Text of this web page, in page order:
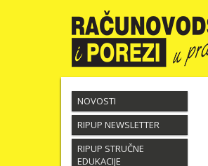
NOVOSTI
RIPUP NEWSLETTER
RIPUP STRUČNE
EDUKACIJE